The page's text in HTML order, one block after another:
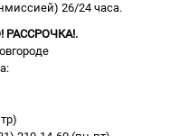
26/24 часа.
РАССРОЧКА!.